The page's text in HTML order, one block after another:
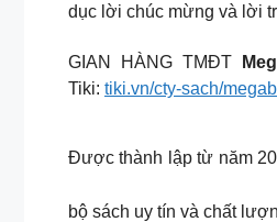
dục lời chúc mừng và lời
GIAN HÀNG TMĐT
Tiki: tiki.vn/cty-sach/
Được thành lập từ năm
bộ sách uy tín và chất